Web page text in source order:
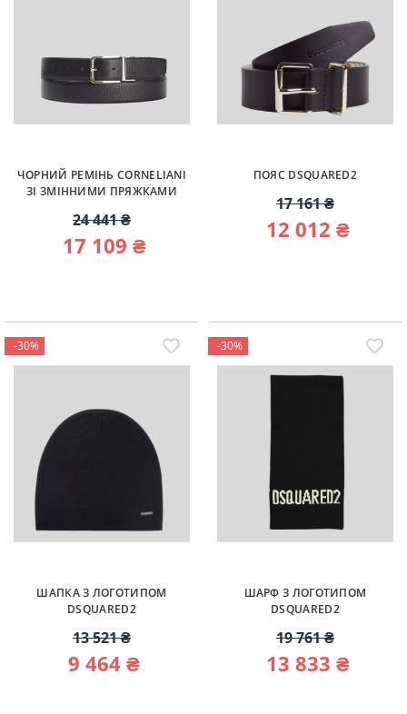
ЧОРНИЙ РЕМІНЬ CORNELIANI
ЗІ ЗМІННИМИ ПРЯЖКАМИ
24 441 ₴
17 109 ₴
ПОЯС DSQUARED2
17 161 ₴
12 012 ₴
-30%
ШАПКА З ЛОГОТИПОМ
DSQUARED2
13 521 ₴
9 464 ₴
-30%
ШАРФ З ЛОГОТИПОМ
DSQUARED2
19 761 ₴
13 833 ₴